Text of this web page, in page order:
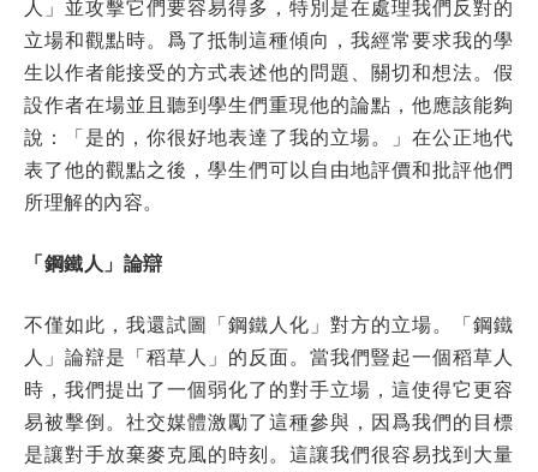
人」並攻擊它們要容易得多，特別是在處理我們反對的
立場和觀點時。爲了抵制這種傾向，我經常要求我的學
生以作者能接受的方式表述他的問題、關切和想法。假
設作者在場並且聽到學生們重現他的論點，他應該能夠
說：「是的，你很好地表達了我的立場。」在公正地代
表了他的觀點之後，學生們可以自由地評價和批評他們
所理解的內容。
「鋼鐵人」論辯
不僅如此，我還試圖「鋼鐵人化」對方的立場。「鋼鐵
人」論辯是「稻草人」的反面。當我們豎起一個稻草人
時，我們提出了一個弱化了的對手立場，這使得它更容
易被擊倒。社交媒體激勵了這種參與，因爲我們的目標
是讓對手放棄麥克風的時刻。這讓我們很容易找到大量